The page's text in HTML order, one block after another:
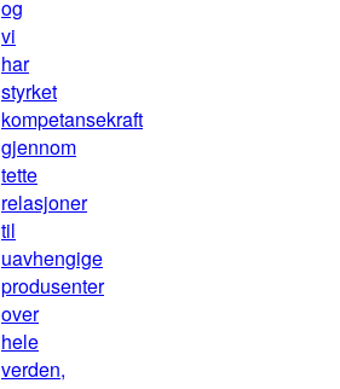
og
vi
har
styrket
kompetansekraft
gjennom
tette
relasjoner
til
uavhengige
produsenter
over
hele
verden,